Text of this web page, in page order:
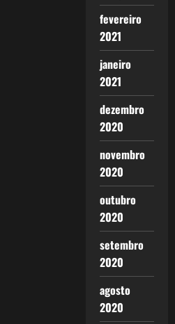
fevereiro
2021
janeiro
2021
dezembro
2020
novembro
2020
outubro
2020
setembro
2020
agosto
2020